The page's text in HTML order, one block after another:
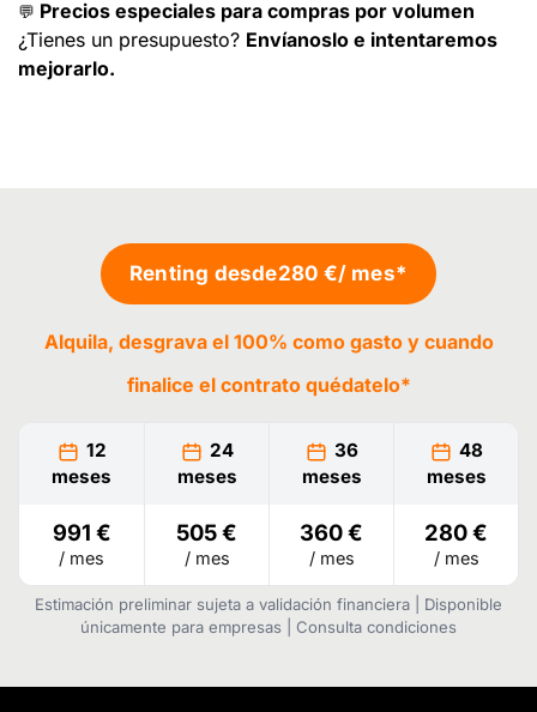
💬 Precios especiales para compras por volumen
¿Tienes un presupuesto? Envíanoslo e intentaremos
mejorarlo.
Renting desde280 €/ mes*
Alquila, desgrava el 100% como gasto y cuando
finalice el contrato quédatelo*
12
meses
24
meses
36
meses
48
meses
991 €
/ mes
505 €
/ mes
360 €
/ mes
280 €
/ mes
Estimación preliminar sujeta a validación financiera | Disponible
únicamente para empresas | Consulta condiciones